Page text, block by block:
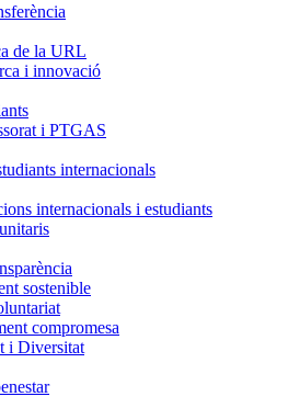
de la URL
i innovació
i PTGAS
internacionals
internacionals i estudiants
sostenible
compromesa
i Diversitat